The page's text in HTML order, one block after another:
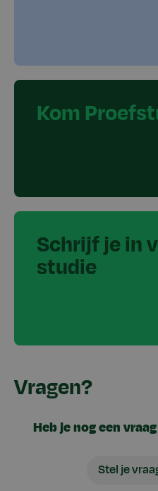
Kom
Schrijf je in
studie
Vragen?
Heb je nog een
Stel je